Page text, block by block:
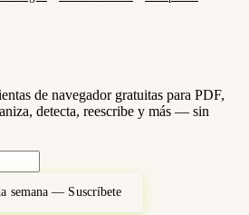
de navegador gratuitas para PDF,
detecta, reescribe y más — sin
semana — Suscríbete